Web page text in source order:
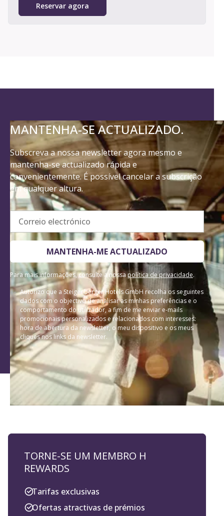
Reservar agora
MANTENHA-SE ACTUALIZADO.
Subscreva a nossa newsletter agora mesmo e
mantenha-se actualizado rápida e
convenientemente. É possível cancelar a subscrição
em qualquer altura.
Correio electrónico
MANTENHA-ME ACTUALIZADO
Para mais informações, consulte a nossapolítica de privacidade.
Autorizo que a Steigenberger Hotels GmbH recolha os seguintes
dados com o objectivo de analisar as minhas preferências e o
comportamento do utilizador, a fim de me enviar e-mails
promocionais personalizados e relacionados com interesses:
hora de abertura da newsletter, o meu dispositivo e os meus
cliques nos links da newsletter.
TORNE-SE UM MEMBRO H
REWARDS
Tarifas exclusivas
Ofertas atractivas de prémios